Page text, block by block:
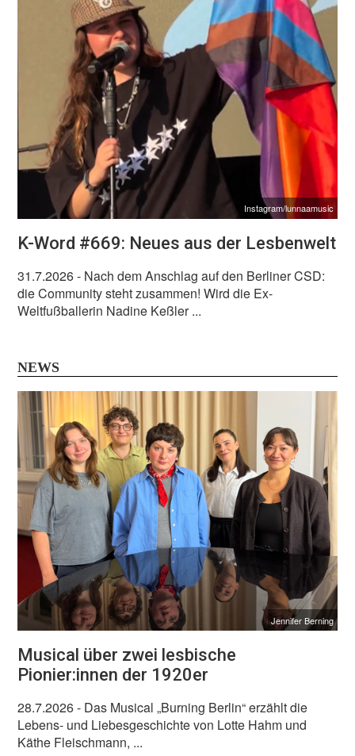
Instagram/lunnaamusic
K-Word #669: Neues aus der Lesbenwelt
31.7.2026- Nach dem Anschlag auf den Berliner CSD:
die Community steht zusammen! Wird die Ex-
Weltfußballerin Nadine Keßler ...
NEWS
Jennifer Berning
Musical über zwei lesbische
Pionier:innen der 1920er
28.7.2026- Das Musical „Burning Berlin“ erzählt die
Lebens- und Liebesgeschichte von Lotte Hahm und
Käthe Fleischmann, ...